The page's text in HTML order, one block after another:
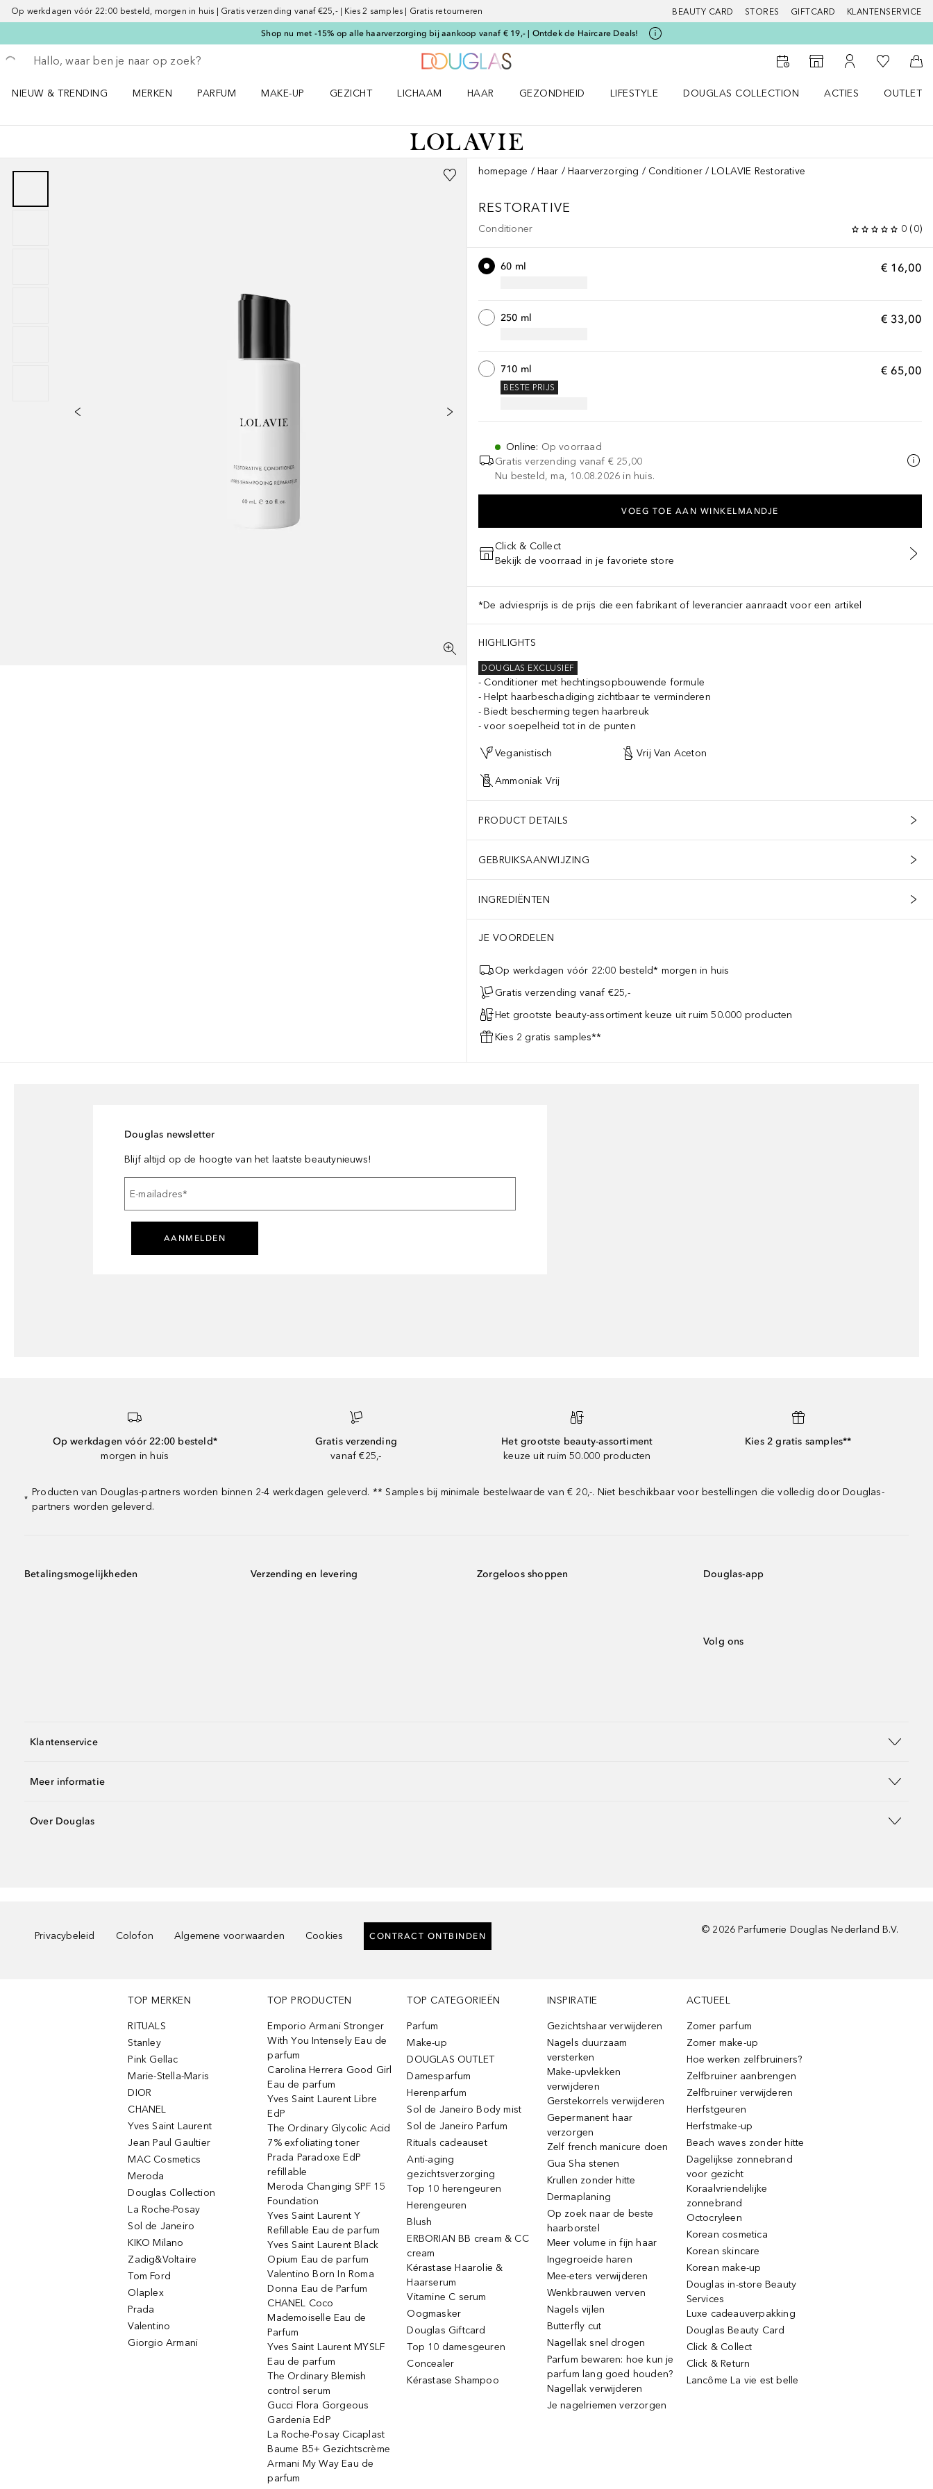
Op werkdagen vóór 22:00 besteld, morgen in huis | Gratis verzending vanaf €25,- | Kies 2 samples | Gratis retourneren BEAUTY CARD STORES GIFTCARD KLANTENSERVICE
Shop nu met -15% op alle haarverzorging bij aankoop vanaf € 19,- | Ontdek de Haircare Deals!
Ga terug
Zoekopdracht uitvoeren
Naar StorefinderNaar Mijn Account
Naar Mijn
NIEUW & TRENDING
MERKEN
PARFUM
MAKE-UP
GEZICHT
LICHAAM
HAAR
GEZONDHEID
LIFESTYLE
DOUGLAS COLLECTION
ACTIES
OUTLET
homepage Haar Haarverzorging Conditioner LOLAVIE Restorative
RESTORATIVE
Conditioner 0 (0)
€ 16,00
60 ml
€ 33,00
250 ml
€ 65,00
710 ml
BESTE PRIJS
Online: Op voorraad
Gratis verzending vanaf € 25,00
Nu besteld, ma, 10.08.2026 in huis.
VOEG TOE AAN WINKELMANDJE
Click & Collect
Bekijk de voorraad in je favoriete store
*De adviesprijs is de prijs die een fabrikant of leverancier aanraadt voor een artikel
HIGHLIGHTS
DOUGLAS EXCLUSIEF
Conditioner met hechtingsopbouwende formule
Helpt haarbeschadiging zichtbaar te verminderen
Biedt bescherming tegen haarbreuk
voor soepelheid tot in de punten
Veganistisch Vrij Van Aceton
Ammoniak Vrij
PRODUCT DETAILS
GEBRUIKSAANWIJZING
INGREDIËNTEN
JE VOORDELEN
Op werkdagen vóór 22:00 besteld* morgen in huis
Gratis verzending vanaf €25,-
Het grootste beauty-assortiment keuze uit ruim 50.000 producten
Kies 2 gratis samples**
Douglas newsletter
Blijf altijd op de hoogte van het laatste beautynieuws!
E-mailadres*
AANMELDEN
Op werkdagen vóór 22:00 besteld*
morgen in huis
Gratis verzending
vanaf €25,-
Het grootste beauty-assortiment
keuze uit ruim 50.000 producten
Kies 2 gratis samples**
*
Producten van Douglas-partners worden binnen 2-4 werkdagen geleverd. ** Samples bij minimale bestelwaarde van € 20,-. Niet beschikbaar voor bestellingen die volledig door Douglas-
partners worden geleverd.
Betalingsmogelijkheden Verzending en levering Zorgeloos shoppen Douglas-app
Volg ons
Klantenservice
Meer informatie
Over Douglas
Privacybeleid Colofon Algemene voorwaarden Cookies CONTRACT ONTBINDEN
© 2026 Parfumerie Douglas Nederland B.V.
TOP MERKEN
RITUALS
Stanley
Pink Gellac
Marie-Stella-Maris
DIOR
CHANEL
Yves Saint Laurent
Jean Paul Gaultier
MAC Cosmetics
Meroda
Douglas Collection
La Roche-Posay
Sol de Janeiro
KIKO Milano
Zadig&Voltaire
Tom Ford
Olaplex
Prada
Valentino
Giorgio Armani
TOP PRODUCTEN
Emporio Armani Stronger
With You Intensely Eau de
parfum
Carolina Herrera Good Girl
Eau de parfum
Yves Saint Laurent Libre
EdP
The Ordinary Glycolic Acid
7% exfoliating toner
Prada Paradoxe EdP
refillable
Meroda Changing SPF 15
Foundation
Yves Saint Laurent Y
Refillable Eau de parfum
Yves Saint Laurent Black
Opium Eau de parfum
Valentino Born In Roma
Donna Eau de Parfum
CHANEL Coco
Mademoiselle Eau de
Parfum
Yves Saint Laurent MYSLF
Eau de parfum
The Ordinary Blemish
control serum
Gucci Flora Gorgeous
Gardenia EdP
La Roche-Posay Cicaplast
Baume B5+ Gezichtscrème
Armani My Way Eau de
parfum
TOP CATEGORIEËN
Parfum
Make-up
DOUGLAS OUTLET
Damesparfum
Herenparfum
Sol de Janeiro Body mist
Sol de Janeiro Parfum
Rituals cadeauset
Anti-aging
gezichtsverzorging
Top 10 herengeuren
Herengeuren
Blush
ERBORIAN BB cream & CC
cream
Kérastase Haarolie &
Haarserum
Vitamine C serum
Oogmasker
Douglas Giftcard
Top 10 damesgeuren
Concealer
Kérastase Shampoo
INSPIRATIE
Gezichtshaar verwijderen
Nagels duurzaam
versterken
Make-upvlekken
verwijderen
Gerstekorrels verwijderen
Gepermanent haar
verzorgen
Zelf french manicure doen
Gua Sha stenen
Krullen zonder hitte
Dermaplaning
Op zoek naar de beste
haarborstel
Meer volume in fijn haar
Ingegroeide haren
Mee-eters verwijderen
Wenkbrauwen verven
Nagels vijlen
Butterfly cut
Nagellak snel drogen
Parfum bewaren: hoe kun je
parfum lang goed houden?
Nagellak verwijderen
Je nagelriemen verzorgen
ACTUEEL
Zomer parfum
Zomer make-up
Hoe werken zelfbruiners?
Zelfbruiner aanbrengen
Zelfbruiner verwijderen
Herfstgeuren
Herfstmake-up
Beach waves zonder hitte
Dagelijkse zonnebrand
voor gezicht
Koraalvriendelijke
zonnebrand
Octocryleen
Korean cosmetica
Korean skincare
Korean make-up
Douglas in-store Beauty
Services
Luxe cadeauverpakking
Douglas Beauty Card
Click & Collect
Click & Return
Lancôme La vie est belle